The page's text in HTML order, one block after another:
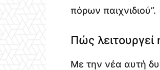
πόρων παιχνιδιού”.
Πώς
Με την νέα αυτή